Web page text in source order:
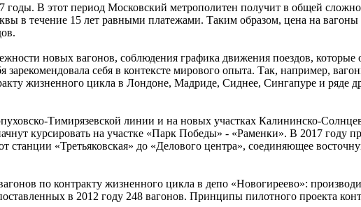
годы. В этот период Московский метрополитен получит в общей
в течение 15 лет равными платежами. Таким образом, цена на вагоны
новых вагонов, соблюдения графика движения поездов, которые
себя в контексте мирового опыта. Так, например,
жизненного цикла в Лондоне, Мадриде, Сиднее, Сингапуре и ряде
Тимирязевской линии и на новых участках Калининско-
курсировать на участке «Парк Победы» - «Раменки». В 2017 году
станции «Третьяковская» до «Делового центра», соединяющее
по контракту жизненного цикла в депо «Новогиреево»:
в 2012 году 248 вагонов. Принципы пилотного проекта